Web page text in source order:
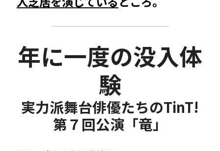
年に一度の没入体
験
実力派舞台俳優たちのTinT!
第７回公演「竜」​